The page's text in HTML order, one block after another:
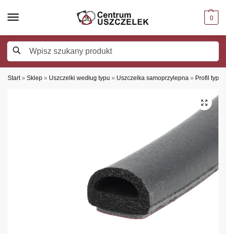
0
Start » Sklep » Uszczelki według typu » Uszczelka samoprzylepna » Profil typu